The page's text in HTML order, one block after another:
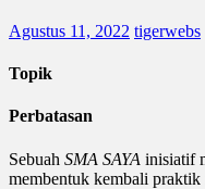
Agustus 11, 2022 tigerwebs
Topik
Perbatasan
Sebuah SMA SAYA inisiatif
membentuk kembali praktik